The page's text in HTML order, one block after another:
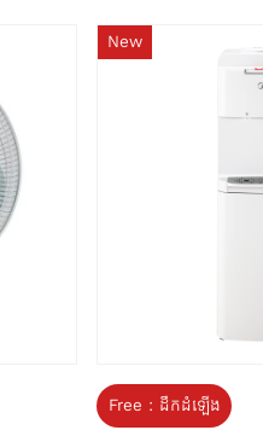
New
Free : ដឹកដំឡើង